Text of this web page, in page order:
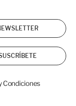
Condiciones